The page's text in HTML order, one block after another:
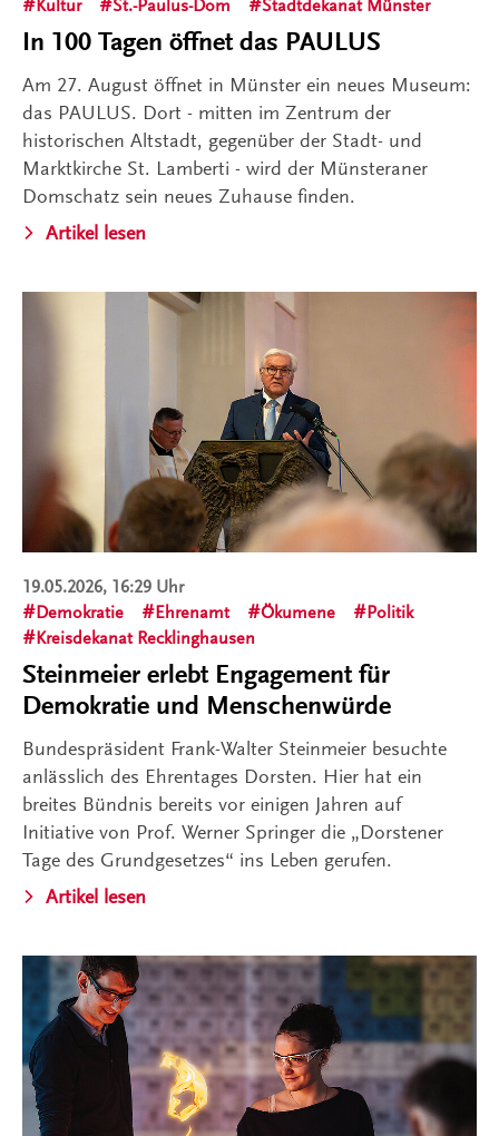
Kultur St.-Paulus-Dom Stadtdekanat Münster
In 100 Tagen öffnet das PAULUS
Am 27. August öffnet in Münster ein neues Museum:
das PAULUS. Dort - mitten im Zentrum der
historischen Altstadt, gegenüber der Stadt- und
Marktkirche St. Lamberti - wird der Münsteraner
Domschatz sein neues Zuhause finden.
Artikel lesen
19.05.2026, 16:29 Uhr
Demokratie
Ehrenamt Ökumene
Politik
Kreisdekanat Recklinghausen
Steinmeier erlebt Engagement für
Demokratie und Menschenwürde
Bundespräsident Frank-Walter Steinmeier besuchte
anlässlich des Ehrentages Dorsten. Hier hat ein
breites Bündnis bereits vor einigen Jahren auf
Initiative von Prof. Werner Springer die „Dorstener
Tage des Grundgesetzes“ ins Leben gerufen.
Artikel lesen